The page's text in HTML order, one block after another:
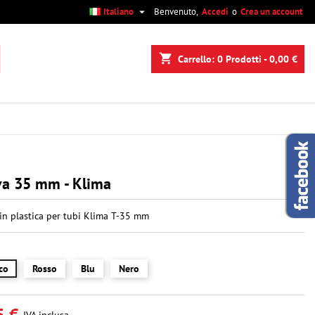
Benvenuto, Accedi o Crea un account
Italiano 
shopping_cart Carrello: 0 Prodotti - 0,00 €
35 mm - Klima
plastica per tubi Klima T-35 mm
Rosso Blu Nero